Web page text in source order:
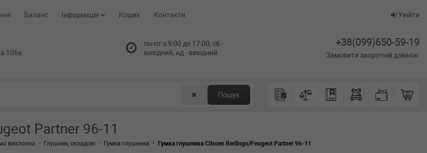
Баланс Інформація Кошик Контакти Увійти
106а
пн-пт з 9:00 до 17:00, сб -
вихідний, нд - вихідний
+38(099)650-59-19
Замовити зворотній дзвінок
✖ Пошук
Partner 96-11
вихлопна Глушник, складові Гумка глушника Гумка глушника Citroen Berlingo/Peugeot Partner 96-11